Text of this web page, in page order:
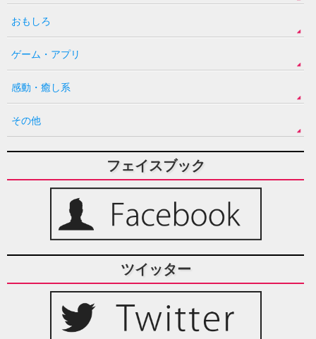
おもしろ
ゲーム・アプリ
感動・癒し系
その他
フェイスブック
ツイッター